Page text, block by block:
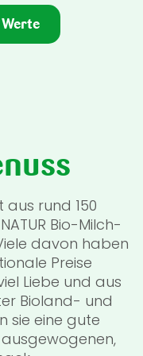
aus rund 150
Bio-Milch-
davon haben
Preise
Liebe und aus
Bioland- und
sie eine gute